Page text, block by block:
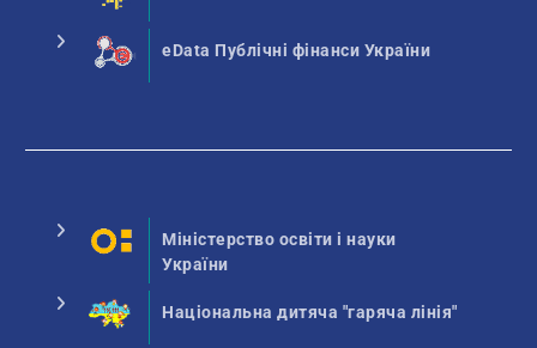
eData Публічні фінанси України
Міністерство освіти і науки
України
Національна дитяча "гаряча лінія"